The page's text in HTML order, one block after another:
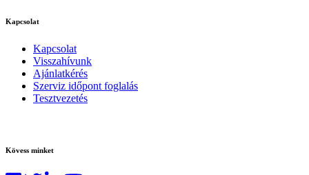
Kapcsolat
Kapcsolat
Visszahívunk
Ajánlatkérés
Szerviz időpont foglalás
Tesztvezetés
Kövess minket